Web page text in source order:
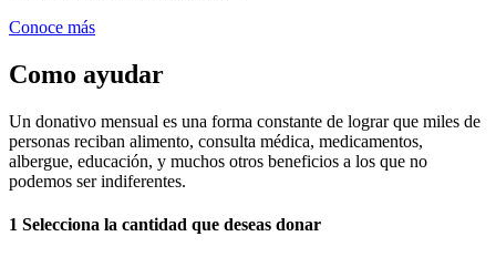
Conoce más
Como ayudar
Un donativo mensual es una forma constante de lograr que miles de
personas reciban alimento, consulta médica, medicamentos,
albergue, educación, y muchos otros beneficios a los que no
podemos ser indiferentes.
1 Selecciona la cantidad que deseas donar